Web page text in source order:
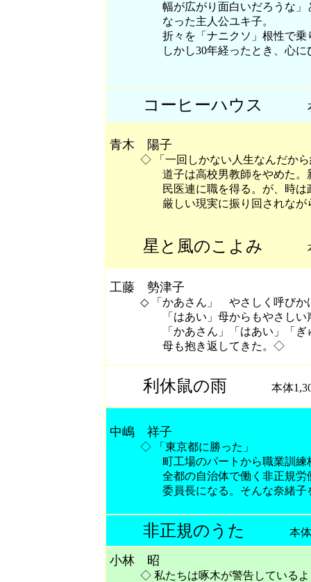
幅が広がり面白いだろうな」とい
なった主人公ユキ子。
折々を「ナニクソ」根性で乗り
しかし30年経ったとき、心にひ
コーヒーハウス 本体
青木 陽子
◇ 「一回しかない人生なんだから
道子は高校男教師をやめた。新
民医連に職を得る。が、時は政
厳しい現実に振り回されながら
星と風のこよみ 本体
工藤 勢津子
◇ 「かあさん」 やさしく呼びか
「はあい」母からもやさしい声
「かあさん」「はあい」「ぎゅ
母も抱き返してきた。◇
利休鼠の雨 本体
中嶋 祥子
◇ 「東京都に勝った」
町工場のパートから職業訓練校
全都の自治体で働く非正規労働
委員長になる。そんな奈緒子を
非正規のうた 本体
小林 昭
◇ 私たちは啄木が警告しているよ